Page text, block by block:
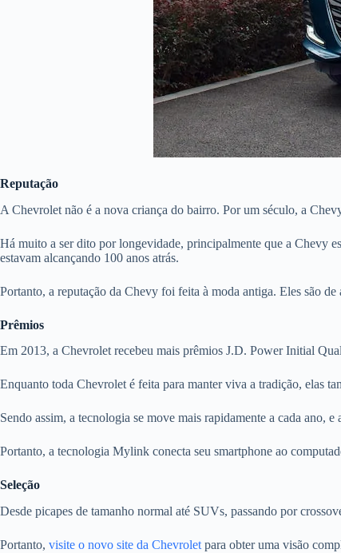
Reputação
A Chevrolet não é a nova criança do bairro. Por um século, a
Há muito a ser dito por longevidade, principalmente que a Chevy
estavam alcançando 100 anos atrás.
Portanto, a reputação da Chevy foi feita à moda antiga. Eles são
Prêmios
Em 2013, a Chevrolet recebeu mais prêmios J.D. Power Initial
Enquanto toda Chevrolet é feita para manter viva a tradição, elas
Sendo assim, a tecnologia se move mais rapidamente a cada ano,
Portanto, a tecnologia Mylink conecta seu smartphone ao
Seleção
Desde picapes de tamanho normal até SUVs, passando por
Portanto, visite o novo site da Chevrolet para obter uma visão